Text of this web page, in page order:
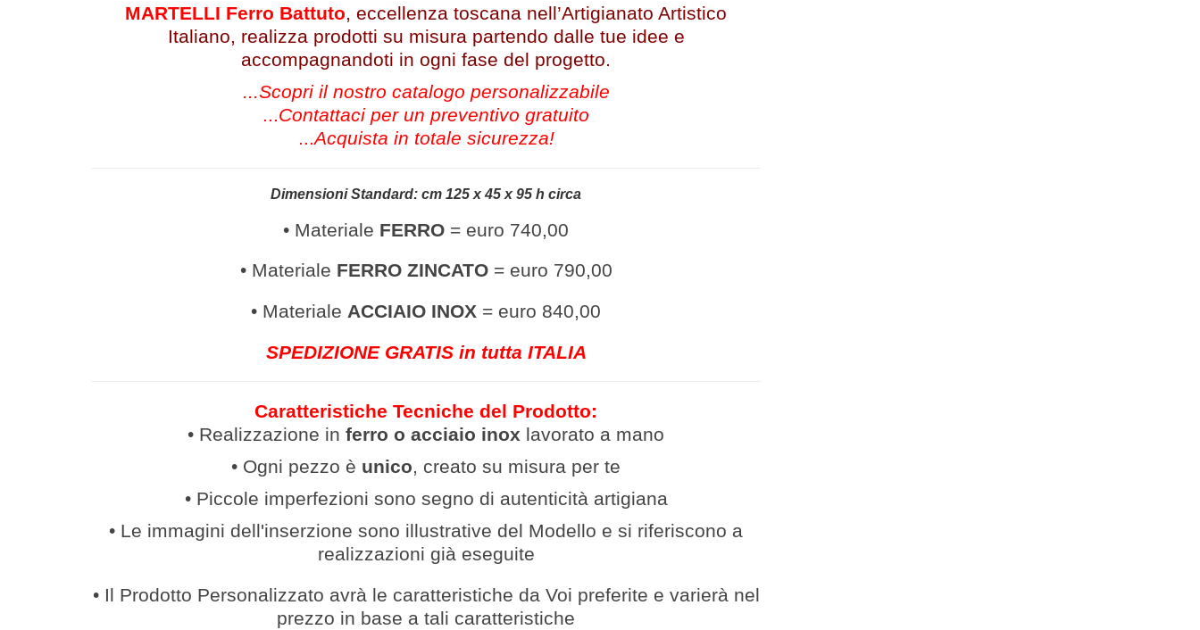
MARTELLI Ferro Battuto, eccellenza toscana nell’Artigianato Artistico
Italiano, realizza prodotti su misura partendo dalle tue idee e
accompagnandoti in ogni fase del progetto.
...Scopri il nostro catalogo personalizzabile
...Contattaci per un preventivo gratuito
...Acquista in totale sicurezza!
Dimensioni Standard: cm 125 x 45 x 95 h circa
• Materiale FERRO = euro 740,00
• Materiale FERRO ZINCATO = euro 790,00
• Materiale ACCIAIO INOX = euro 840,00
SPEDIZIONE GRATIS in tutta ITALIA
Caratteristiche Tecniche del Prodotto:
• Realizzazione in ferro o acciaio inox lavorato a mano
• Ogni pezzo è unico, creato su misura per te
• Piccole imperfezioni sono segno di autenticità artigiana
• Le immagini dell'inserzione sono illustrative del Modello e si riferiscono a
realizzazioni già eseguite
• Il Prodotto Personalizzato avrà le caratteristiche da Voi preferite e varierà nel
prezzo in base a tali caratteristiche